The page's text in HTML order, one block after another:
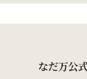
なだ万公